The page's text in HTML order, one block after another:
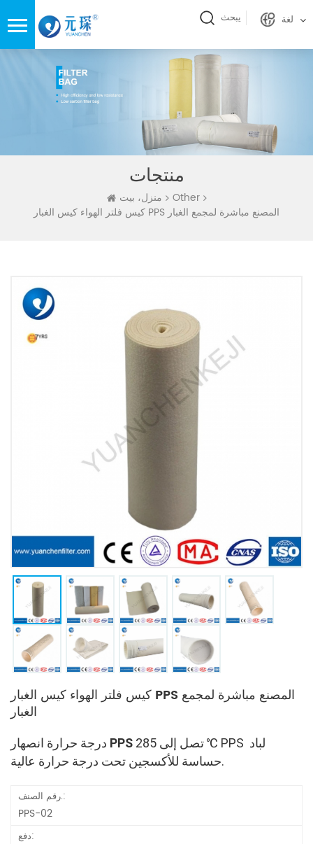
يبحث لغة
منتجات
منزل، بيت
Other
كيس فلتر الهواء كيس الغبار PPS المصنع مباشرة لمجمع الغبار
كيس فلتر الهواء كيس الغبار PPS المصنع مباشرة لمجمع
الغبار
PPS
حساسة للأكسجين تحت درجة حرارة عالية.
رقم الصنف.:
PPS-02
دفع: